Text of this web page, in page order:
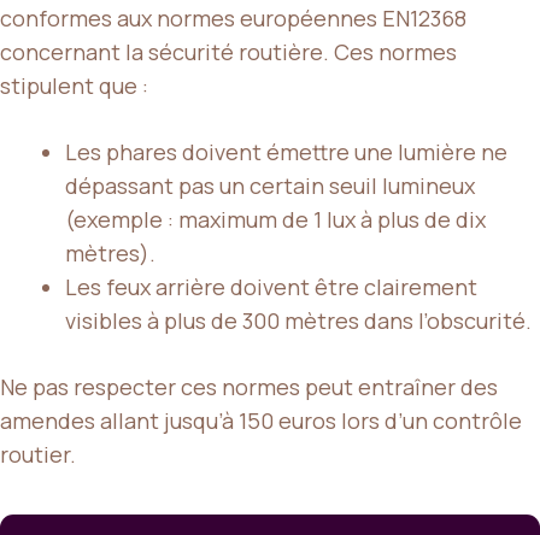
conformes aux normes européennes EN12368
concernant la sécurité routière. Ces normes
stipulent que :
Les phares doivent émettre une lumière ne
dépassant pas un certain seuil lumineux
(exemple : maximum de 1 lux à plus de dix
mètres).
Les feux arrière doivent être clairement
visibles à plus de 300 mètres dans l’obscurité.
Ne pas respecter ces normes peut entraîner des
amendes allant jusqu’à 150 euros lors d’un contrôle
routier.